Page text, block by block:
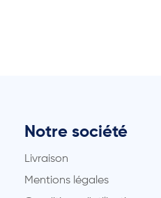
Notre société
Livraison
Mentions légales